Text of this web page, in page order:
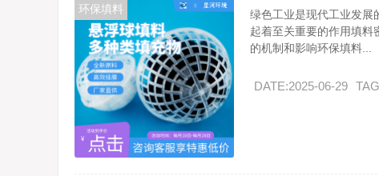
环保填料
绿色工业是现代工业发展
起着至关重要的作用填料
的机制和影响环保填料...
DATE:2025-06-29